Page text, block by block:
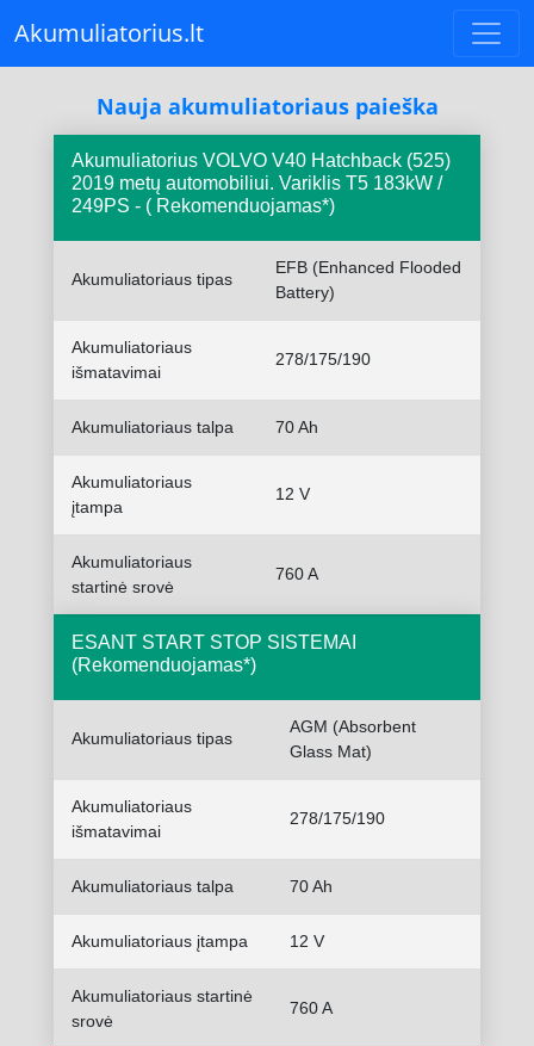
Akumuliatorius.lt
Nauja akumuliatoriaus paieška
Akumuliatorius VOLVO V40 Hatchback (525)
2019 metų automobiliui. Variklis T5 183kW /
249PS - ( Rekomenduojamas*)
Akumuliatoriaus tipas
EFB (Enhanced Flooded
Battery)
Akumuliatoriaus
išmatavimai
278/175/190
Akumuliatoriaus talpa 70 Ah
Akumuliatoriaus
įtampa
12 V
Akumuliatoriaus
startinė srovė
760 A
ESANT START STOP SISTEMAI
(Rekomenduojamas*)
Akumuliatoriaus tipas
AGM (Absorbent
Glass Mat)
Akumuliatoriaus
išmatavimai
278/175/190
Akumuliatoriaus talpa 70 Ah
Akumuliatoriaus įtampa 12 V
Akumuliatoriaus startinė
srovė
760 A